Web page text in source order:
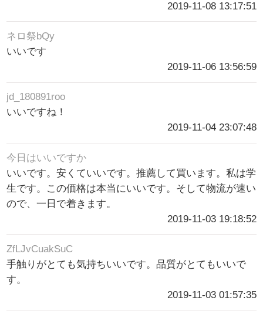
2019-11-08 13:17:51
ネロ祭bQy
いいです
2019-11-06 13:56:59
jd_180891roo
いいですね！
2019-11-04 23:07:48
今日はいいですか
いいです。安くていいです。推薦して買います。私は学
生です。この価格は本当にいいです。そして物流が速い
ので、一日で着きます。
2019-11-03 19:18:52
ZfLJvCuakSuC
手触りがとても気持ちいいです。品質がとてもいいで
す。
2019-11-03 01:57:35